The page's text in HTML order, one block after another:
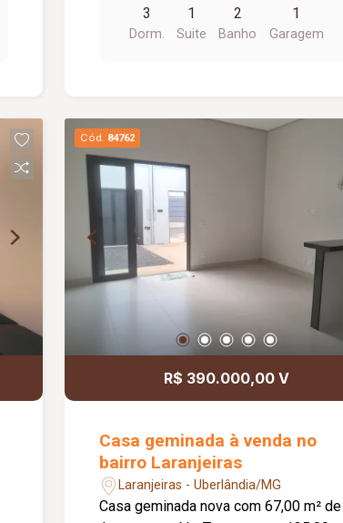
Estacionamento; Diferenciais: Porta
pivotante na sala com 1,20 m; Pé-
Molduras em gesso nos tetos; Projeto
moderno e funcional; Informações
complementares: Imóvel em fase de
acabamento, com previsão de entrega
em aproximadamente 02 meses. As
Fotos são meramente ilustrativas.
3
Dorm.
1
Suite
2
Banho
1
Garagem
Cód. 84762
R$ 390.000,00 V
Casa geminada à venda no
bairro Laranjeiras
Laranjeiras - Uberlândia/MG
Casa geminada nova com 67,00 m² de